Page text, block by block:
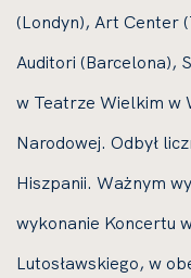
(Londyn), Art Center
Auditori (Barcelona),
w Teatrze Wielkim w
Narodowej. Odbył
Hiszpanii. Ważnym
wykonanie Koncertu
Lutosławskiego, w